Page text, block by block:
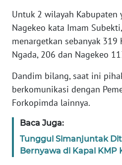
Untuk 2 wilayah Kabupaten
Nagekeo kata Imam
menargetkan sebanyak 319
Ngada, 206 dan Nagekeo
Dandim bilang, saat ini
berkomunikasi dengan
Forkopimda lainnya.
Baca Juga:
Tunggul Simanjuntak
Bernyawa di Kapal KMP
JABAR
WN
WN
NTT
KEPRI